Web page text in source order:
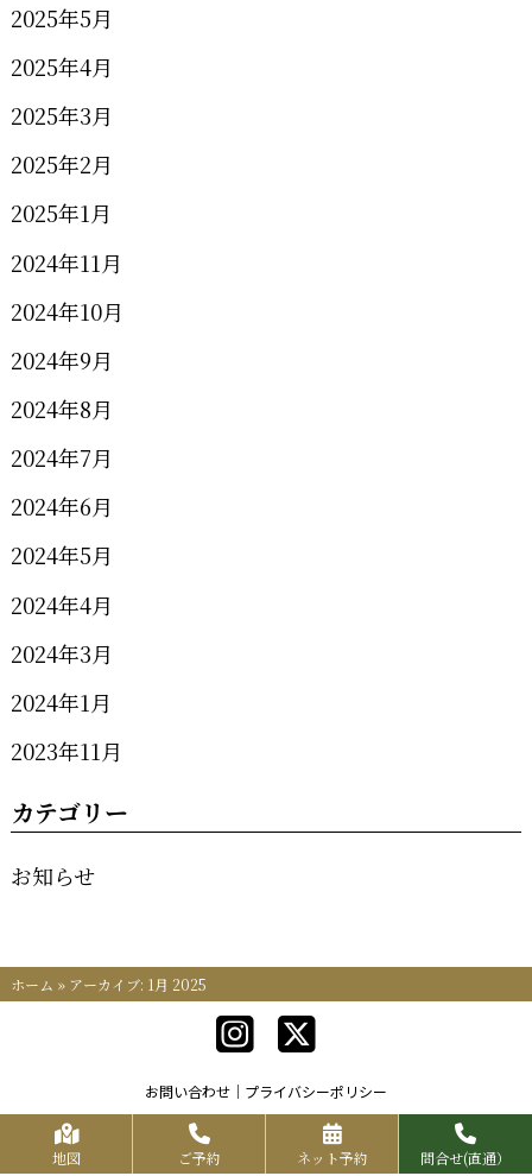
2025年5月
2025年4月
2025年3月
2025年2月
2025年1月
2024年11月
2024年10月
2024年9月
2024年8月
2024年7月
2024年6月
2024年5月
2024年4月
2024年3月
2024年1月
2023年11月
カテゴリー
お知らせ
ホーム » アーカイブ: 1月 2025
お問い合わせ プライバシーポリシー
Copyrights KR FOOD SERVICE All Rights Reserved.
地図 ご予約 ネット予約 問合せ(直通）